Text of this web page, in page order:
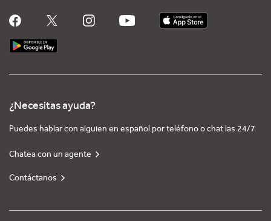
¿Necesitas ayuda?
Puedes hablar con alguien en español por teléfono o chat las 24/7
Chatea con un agente
Contáctanos